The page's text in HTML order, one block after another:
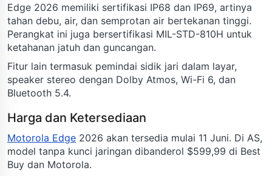
Edge 2026 memiliki sertifikasi IP68 dan IP69, artinya
tahan debu, air, dan semprotan air bertekanan tinggi.
Perangkat ini juga bersertifikasi MIL-STD-810H untuk
ketahanan jatuh dan guncangan.
Fitur lain termasuk pemindai sidik jari dalam layar,
speaker stereo dengan Dolby Atmos, Wi-Fi 6, dan
Bluetooth 5.4.
Harga dan Ketersediaan
Motorola Edge 2026 akan tersedia mulai 11 Juni. Di AS,
model tanpa kunci jaringan dibanderol $599,99 di Best
Buy dan Motorola.